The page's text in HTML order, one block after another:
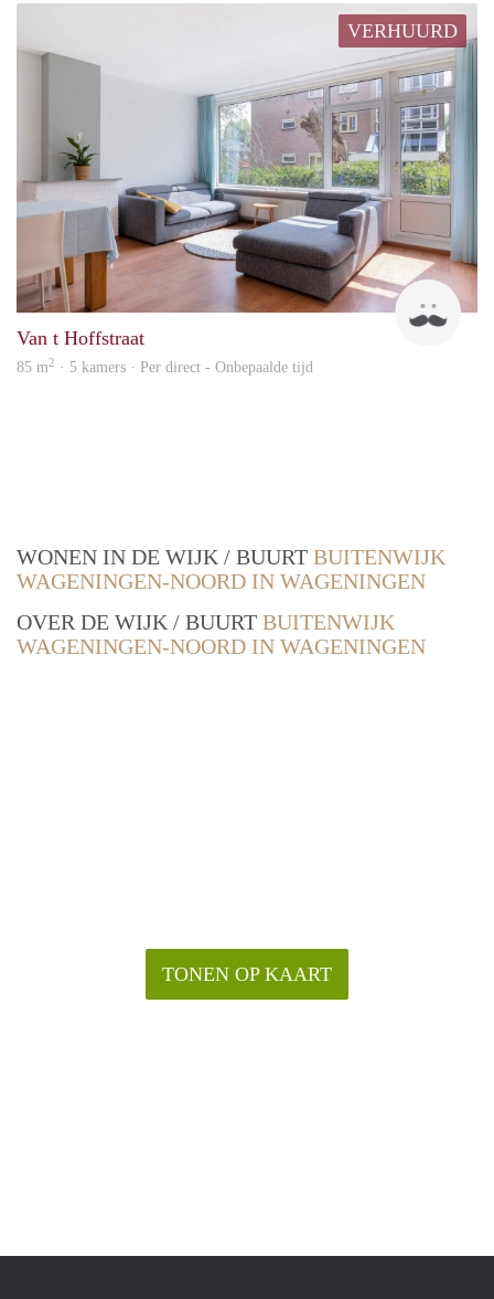
VERHUURD
Van t Hoffstraat
85 m2 · 5 kamers · Per direct - Onbepaalde tijd
WONEN IN DE WIJK / BUURT BUITENWIJK
WAGENINGEN-NOORD IN WAGENINGEN
OVER DE WIJK / BUURT BUITENWIJK
WAGENINGEN-NOORD IN WAGENINGEN
TONEN OP KAART